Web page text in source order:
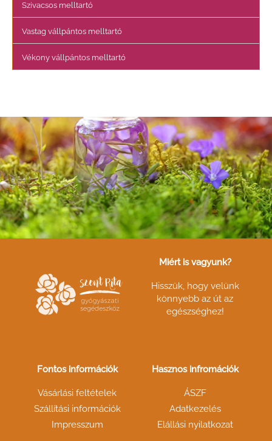
Szivacsos melltartó
Vastag vállpántos melltartó
Vékony vállpántos melltartó
Miért is vagyunk?
Hisszük, hogy velünk
könnyebb az út az
egészséghez!
Fontos információk
Vásárlási feltételek
Szállítási információk
Impresszum
Hasznos infromációk
ÁSZF
Adatkezelés
Elállási nyilatkozat